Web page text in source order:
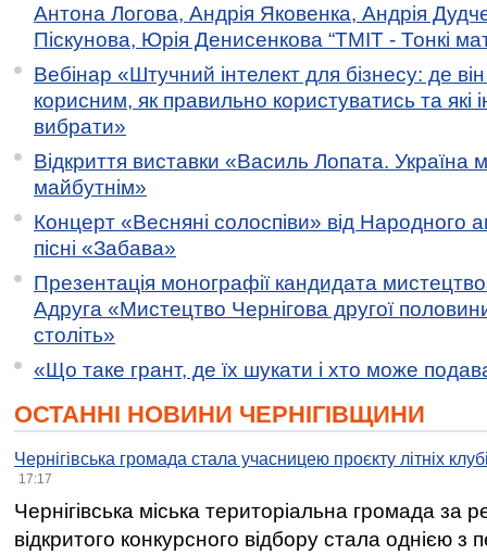
Антона Логова, Андрія Яковенка, Андрія
Піскунова, Юрія Денисенкова “ТМІТ - Тонкі
Вебінар «Штучний інтелект для бізнесу: де
корисним, як правильно користуватись та які
вибрати»
Відкриття виставки «Василь Лопата. Україна
майбутнім»
Концерт «Весняні солоспіви» від Народного
пісні «Забава»
Презентація монографії кандидата
Адруга «Мистецтво Чернігова другої
століть»
«Що таке грант, де їх шукати і хто може
ОСТАННІ НОВИНИ ЧЕРНІГІВЩИНИ
Чернігівська громада стала учасницею проєкту літніх
17:17
Чернігівська міська територіальна громада за
відкритого конкурсного відбору стала однією